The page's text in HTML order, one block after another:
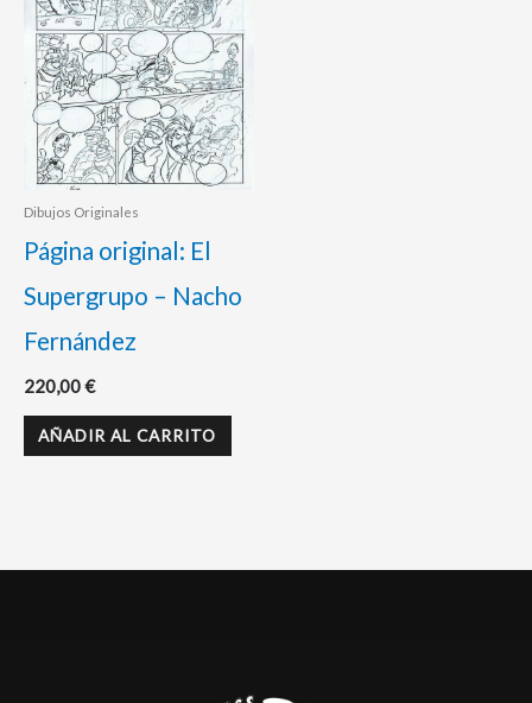
Dibujos Originales
Página original: El
Supergrupo – Nacho
Fernández
220,00€
AÑADIR AL CARRITO